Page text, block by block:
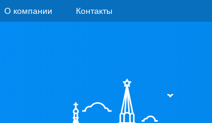
О компании Контакты